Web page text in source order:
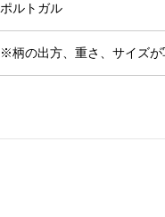
ポルトガル
※柄の出方、重さ、サイズが